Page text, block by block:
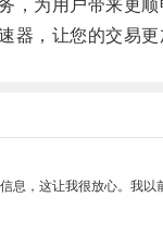
为用户带来更顺
，让您的交易更
，这让我很放心。我